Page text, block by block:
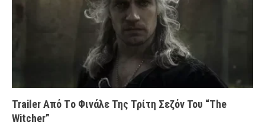
Trailer Από Τo Φινάλε Της Τρίτη Σεζόν Του “The
Witcher”